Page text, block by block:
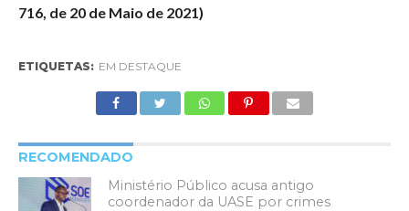
716, de 20 de Maio de 2021)
ETIQUETAS: EM DESTAQUE
RECOMENDADO
Ministério Público acusa antigo
coordenador da UASE por crimes